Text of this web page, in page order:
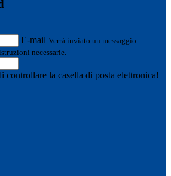
E-mail Verrà inviato un messaggio
necessarie.
controllare la casella di posta elettronica!